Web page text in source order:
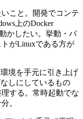
こと。開発でコンテ
上のDocker
かしたい。挙動・パ
がLinuxである方が
境を手元に引き上げ
しにしているもの
する。常時起動でな
。